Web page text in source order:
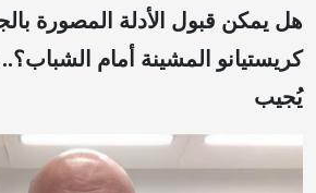
هل يمكن قبول الأدلة المصورة
كريستيانو المشينة أمام
يُجيب